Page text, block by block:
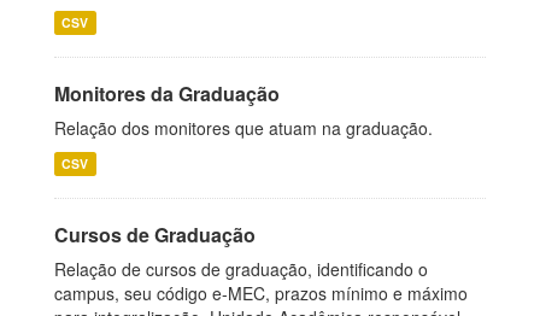
CSV
Monitores da Graduação
Relação dos monitores que atuam na graduação.
CSV
Cursos de Graduação
Relação de cursos de graduação, identificando o
campus, seu código e-MEC, prazos mínimo e máximo